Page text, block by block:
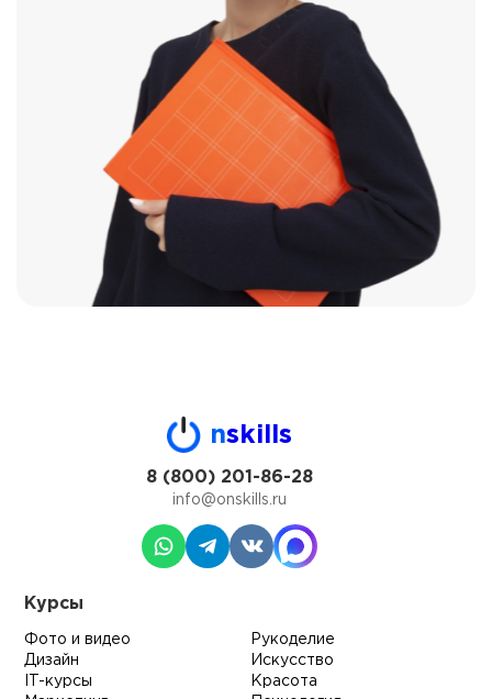
nskills
8 (800) 201-86-28
info@onskills.ru
Курсы
Фото и видео
Дизайн
IT-курсы
Рукоделие
Искусство
Красота